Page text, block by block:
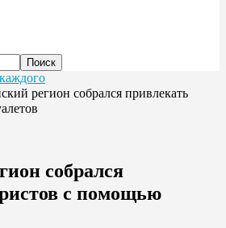
регион собрался привлекать
собрался
с помощью